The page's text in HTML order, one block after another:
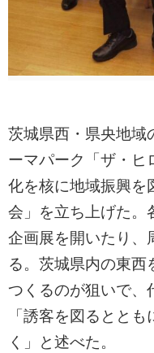
茨城県西・県央地域
ーマパーク「ザ・ヒ
化を核に地域振興を
会」を立ち上げた。
企画展を開いたり、
る。茨城県内の東西
つくるのが狙いで、
「誘客を図るとと
く」と述べた。